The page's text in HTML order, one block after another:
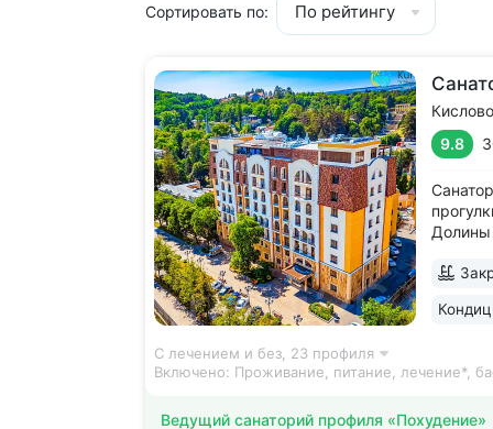
Сортировать по: По рейтингу
9.8
Долины
С лечением и без, 23 профиля
Включено: Проживание, питание, лечение*,
Ведущий санаторий профиля «Похудение»